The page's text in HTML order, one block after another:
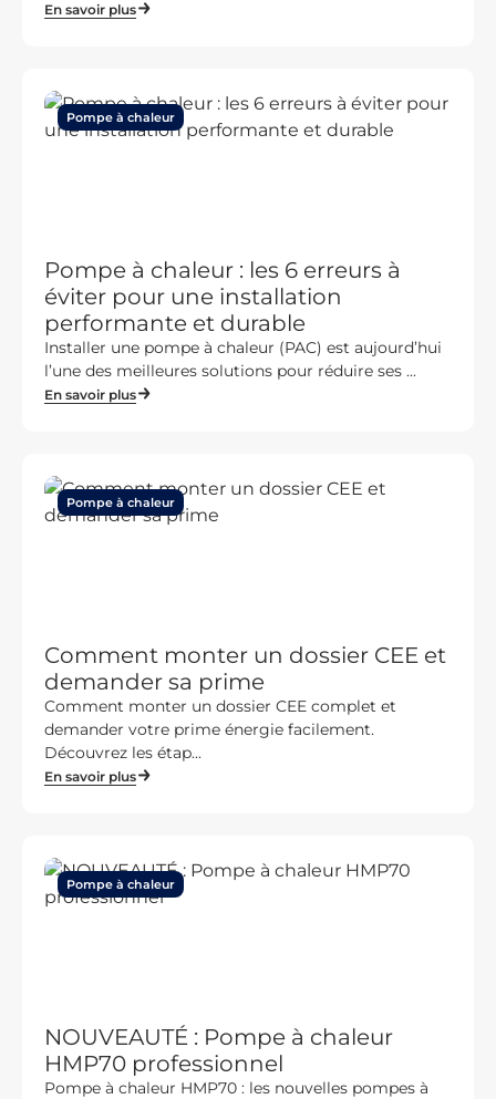
En savoir plus
Pompe à chaleur
Pompe à chaleur : les 6 erreurs à
éviter pour une installation
performante et durable
Installer une pompe à chaleur (PAC) est aujourd’hui
l’une des meilleures solutions pour réduire ses ...
En savoir plus
Pompe à chaleur
Comment monter un dossier CEE et
demander sa prime
Comment monter un dossier CEE complet et
demander votre prime énergie facilement.
Découvrez les étap...
En savoir plus
Pompe à chaleur
NOUVEAUTÉ : Pompe à chaleur
HMP70 professionnel
Pompe à chaleur HMP70 : les nouvelles pompes à